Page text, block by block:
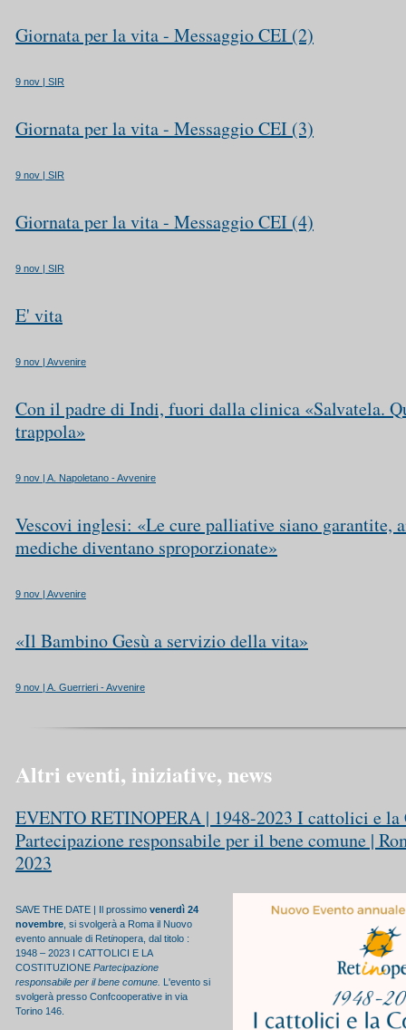
Giornata per la vita - Messaggio CEI (2)
9 nov | SIR
Giornata per la vita - Messaggio CEI (3)
9 nov | SIR
Giornata per la vita - Messaggio CEI (4)
9 nov | SIR
E' vita
9 nov | Avvenire
Con il padre di Indi, fuori dalla clinica «Salvatela.
trappola»
9 nov | A. Napoletano - Avvenire
Vescovi inglesi: «Le cure palliative siano garantite,
mediche diventano sproporzionate»
9 nov | Avvenire
«Il Bambino Gesù a servizio della vita»
9 nov | A. Guerrieri - Avvenire
Altri eventi, iniziative, news
EVENTO RETINOPERA | 1948-2023 I cattolici e la
Partecipazione responsabile per il bene comune |
2023
SAVE THE DATE | Il prossimo venerdì 24
novembre , si svolgerà a Roma il Nuovo
evento annuale di Retinopera, dal titolo :
1948 – 2023 I CATTOLICI E LA
COSTITUZIONE Partecipazione
responsabile per il bene comune. L'evento si
svolgerà presso Confcooperative in via
Torino 146.